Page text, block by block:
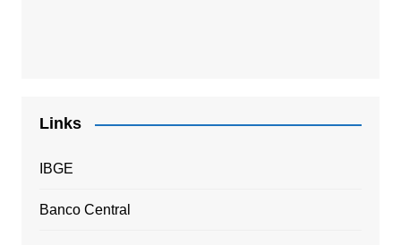
Links
IBGE
Banco Central